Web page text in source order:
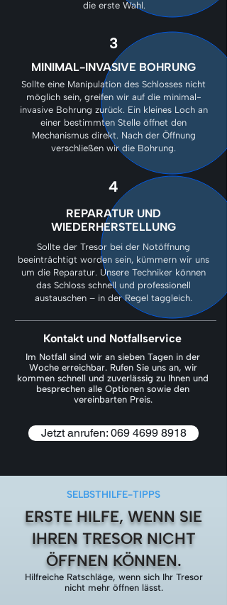
die erste Wahl.
3
MINIMAL-INVASIVE BOHRUNG
Sollte eine Manipulation des Schlosses nicht
möglich sein, greifen wir auf die minimal-
invasive Bohrung zurück. Ein kleines Loch an
einer bestimmten Stelle öffnet den
Mechanismus direkt. Nach der Öffnung
verschließen wir die Bohrung.
4
REPARATUR UND
WIEDERHERSTELLUNG
Sollte der Tresor bei der Notöffnung
beeinträchtigt worden sein, kümmern wir uns
um die Reparatur. Unsere Techniker können
das Schloss schnell und professionell
austauschen – in der Regel taggleich.
Kontakt und Notfallservice
Im Notfall sind wir an sieben Tagen in der
Woche erreichbar. Rufen Sie uns an, wir
kommen schnell und zuverlässig zu Ihnen und
besprechen alle Optionen sowie den
vereinbarten Preis.
Jetzt anrufen: 069 4699 8918
SELBSTHILFE-TIPPS
ERSTE HILFE, WENN SIE
IHREN TRESOR NICHT
ÖFFNEN KÖNNEN.
Hilfreiche Ratschläge, wenn sich Ihr Tresor
nicht mehr öffnen lässt.